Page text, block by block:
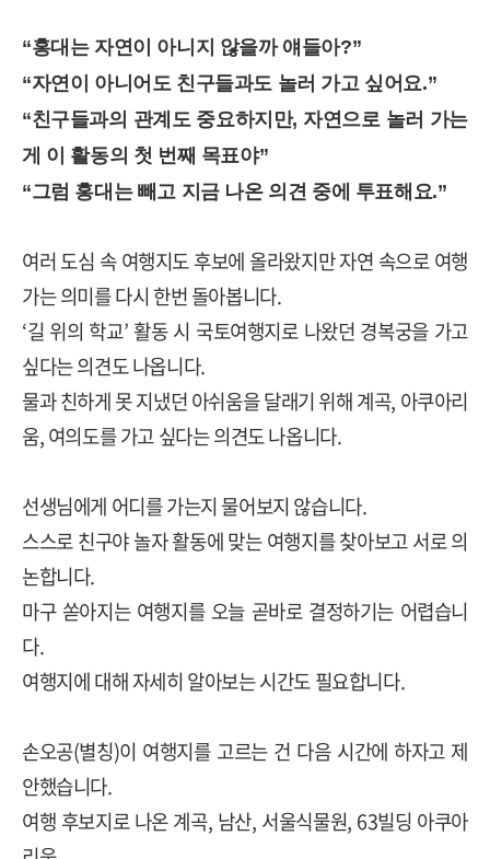
“홍대는 자연이 아니지 않을까 얘들아?”
“자연이 아니어도 친구들과도 놀러 가고 싶어요.”
“친구들과의 관계도 중요하지만, 자연으로 놀러 가는
게 이 활동의 첫 번째 목표야”
“그럼 홍대는 빼고 지금 나온 의견 중에 투표해요.”
여러 도심 속 여행지도 후보에 올라왔지만 자연 속으로 여행
가는 의미를 다시 한번 돌아봅니다.
‘길 위의 학교’ 활동 시 국토여행지로 나왔던 경복궁을 가고
싶다는 의견도 나옵니다.
물과 친하게 못 지냈던 아쉬움을 달래기 위해 계곡, 아쿠아리
움,여의도를 가고 싶다는 의견도 나옵니다.
선생님에게 어디를 가는지 물어보지 않습니다.
스스로 친구야 놀자 활동에 맞는 여행지를 찾아보고 서로 의
논합니다.
마구 쏟아지는 여행지를 오늘 곧바로 결정하기는 어렵습니
다.
여행지에 대해 자세히 알아보는 시간도 필요합니다.
손오공(별칭)이 여행지를 고르는 건 다음 시간에 하자고 제
안했습니다.
여행 후보지로 나온 계곡, 남산, 서울식물원, 63빌딩 아쿠아